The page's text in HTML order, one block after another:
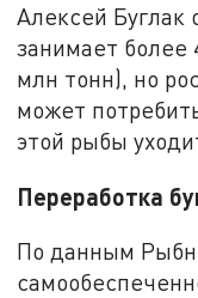
Алексей Буглак
занимает более
млн тонн), но
может
этой рыбы
Переработка
По данным